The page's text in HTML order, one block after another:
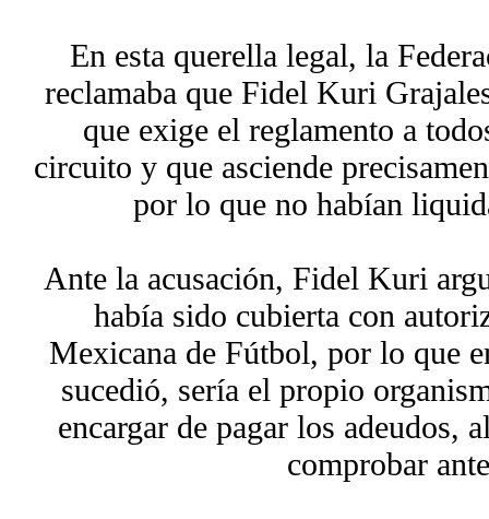
En esta querella legal, la
reclamaba que Fidel Kuri
que exige el reglamento a
circuito y que asciende
por lo que no habían
Ante la acusación, Fidel Kuri
había sido cubierta con
Mexicana de Fútbol, por lo que
sucedió, sería el propio
encargar de pagar los adeudos,
comprobar